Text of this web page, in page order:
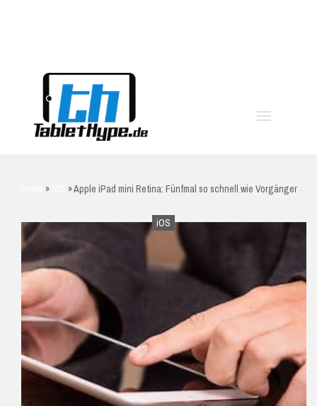
» »Apple iPad mini Retina: Fünfmal so schnell wie Vorgänger
iOS